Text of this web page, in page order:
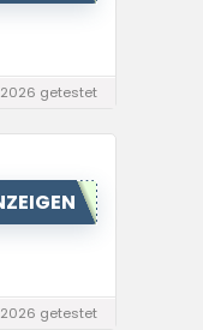
getestet
getestet